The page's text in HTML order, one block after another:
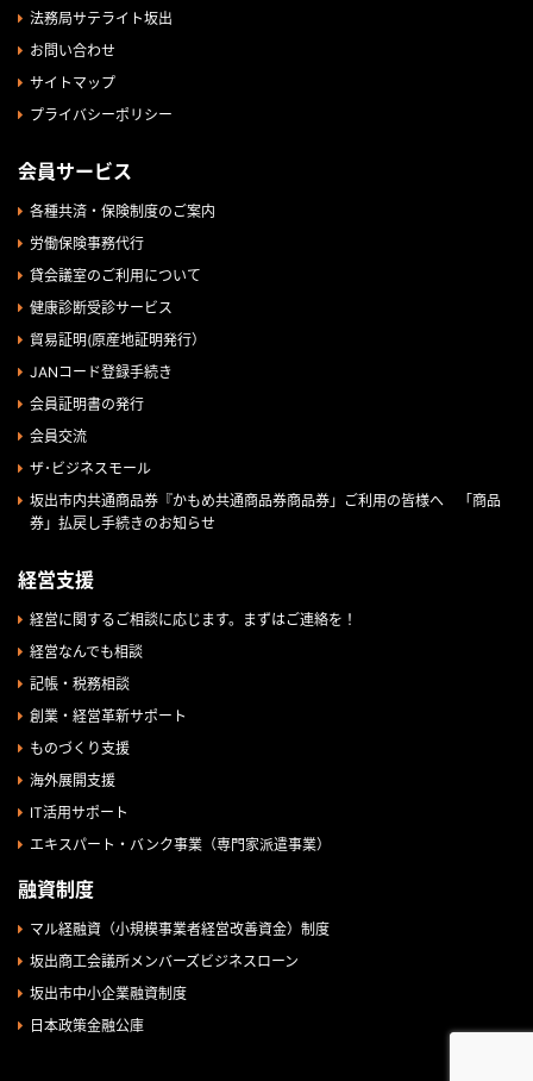
法務局サテライト坂出
お問い合わせ
サイトマップ
プライバシーポリシー
会員サービス
各種共済・保険制度のご案内
労働保険事務代行
貸会議室のご利用について
健康診断受診サービス
貿易証明(原産地証明発行）
JANコード登録手続き
会員証明書の発行
会員交流
ザ･ビジネスモール
坂出市内共通商品券『かもめ共通商品券商品券」ご利用の皆様へ 「商品
券」払戻し手続きのお知らせ
経営支援
経営に関するご相談に応じます。まずはご連絡を！
経営なんでも相談
記帳・税務相談
創業・経営革新サポート
ものづくり支援
海外展開支援
IT活用サポート
エキスパート・バンク事業（専門家派遣事業）
融資制度
マル経融資（小規模事業者経営改善資金）制度
坂出商工会議所メンバーズビジネスローン
坂出市中小企業融資制度
日本政策金融公庫